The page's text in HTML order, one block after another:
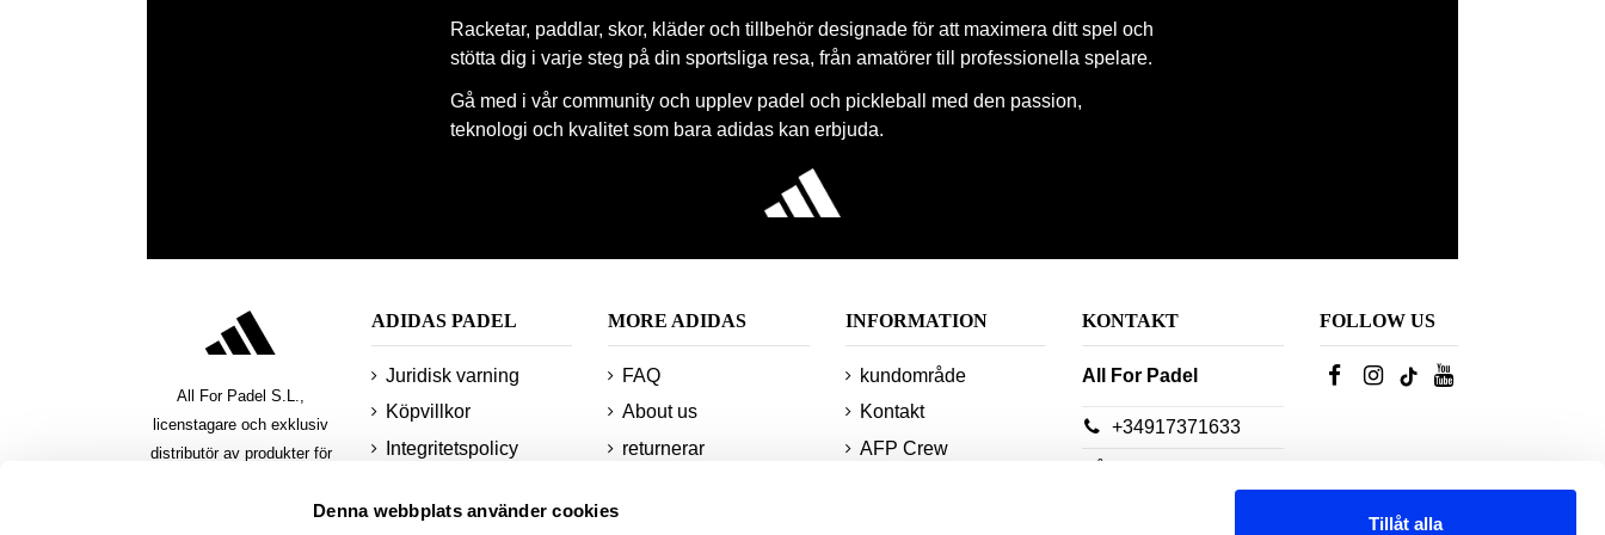
Denna webbplats använder cookies
Tillåt alla
Racketar, paddlar, skor, kläder och tillbehör designade för att maximera ditt spel och
stötta dig i varje steg på din sportsliga resa, från amatörer till professionella spelare.
Gå med i vår community och upplev padel och pickleball med den passion,
teknologi och kvalitet som bara adidas kan erbjuda.
All For Padel S.L.,
licenstagare och exklusiv
distributör av produkter för
ADIDAS PADEL
Juridisk varning
Köpvillkor
Integritetspolicy
Säkra
MORE ADIDAS
FAQ
About us
returnerar
INFORMATION
kundområde
Kontakt
AFP Crew
KONTAKT
All For Padel
+34917371633
kundtjänstrådgivare
FOLLOW US